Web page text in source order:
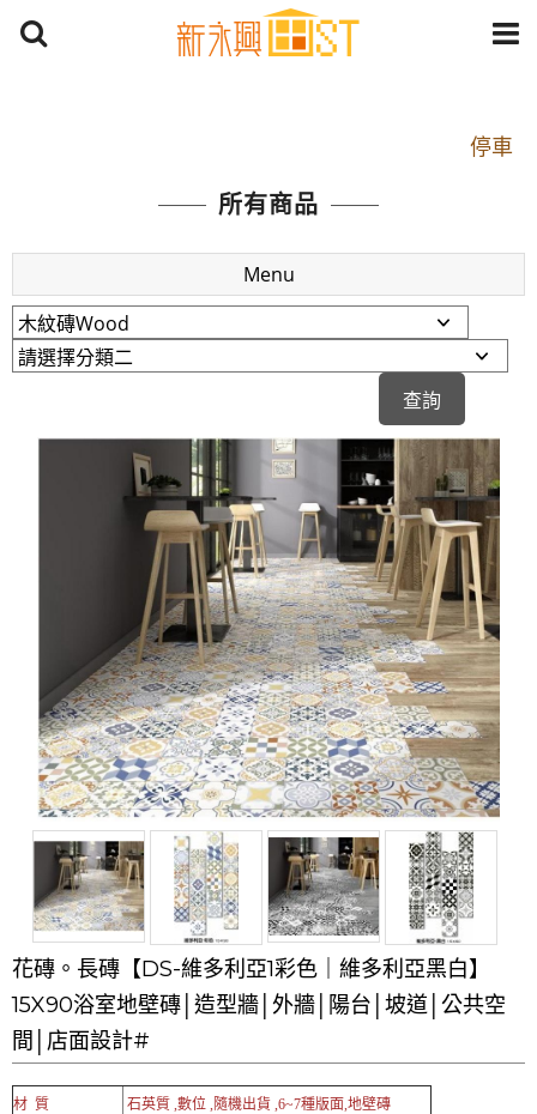
停車
捷運： 中和線【頂溪站 2 號出口】往中山路1段139
原Line已滿 無法加Line好友 請親愛的客戶加入
LINE官方帳號@a0975005573
開車：中山路1段 到永平路路口(樂華夜市口)門口可
停車
捷運： 中和線【頂溪站 2 號出口】往中山路1段139
號約10分鐘
原Line已滿 無法加Line好友 請親愛的客戶加入
LINE官方帳號@a0975005573
所有商品
Menu
花磚。長磚【DS-維多利亞1彩色｜維多利亞黑白】
15X90浴室地壁磚│造型牆│外牆│陽台│坡道│公共空
間│店面設計#
材 質 石英質 ,數位 ,隨機出貨 ,6~7種版面,地壁磚